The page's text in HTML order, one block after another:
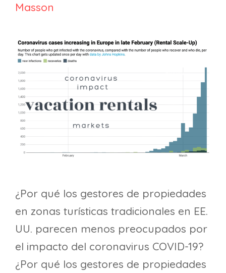
Masson
¿Por qué los gestores de propiedades
en zonas turísticas tradicionales en EE.
UU. parecen menos preocupados por
el impacto del coronavirus COVID-19?
¿Por qué los gestores de propiedades